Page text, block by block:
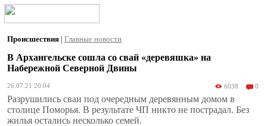
Происшествия | Главные новости
В Архангельске сошла со свай «деревяшка» на
Набережной Северной Двины
26.07.21 20:04 6038 0
Разрушились сваи под очередным деревянным домом в
столице Поморья. В результате ЧП никто не пострадал. Без
жилья остались несколько семей.